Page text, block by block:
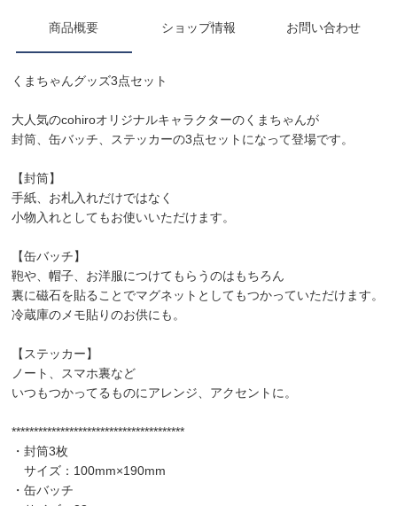
商品概要 ショップ情報 お問い合わせ
くまちゃんグッズ3点セット
大人気のcohiroオリジナルキャラクターのくまちゃんが
封筒、缶バッチ、ステッカーの3点セットになって登場です。
【封筒】
手紙、お札入れだけではなく
小物入れとしてもお使いいただけます。
【缶バッチ】
鞄や、帽子、お洋服につけてもらうのはもちろん
裏に磁石を貼ることでマグネットとしてもつかっていただけます。
冷蔵庫のメモ貼りのお供にも。
【ステッカー】
ノート、スマホ裏など
いつもつかってるものにアレンジ、アクセントに。
***************************************
・封筒3枚
サイズ：100mm×190mm
・缶バッチ